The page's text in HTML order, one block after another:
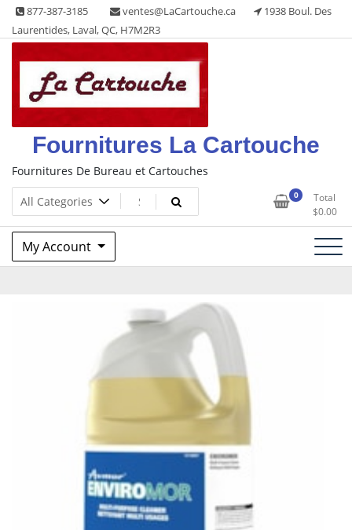
Skip
content
877-387-3185 ventes@LaCartouche.ca
1938 Boul. Des
Laurentides, Laval, QC, H7M2R3
Fournitures La Cartouche
Fournitures De Bureau et Cartouches
0
Total
$0.00
My Account